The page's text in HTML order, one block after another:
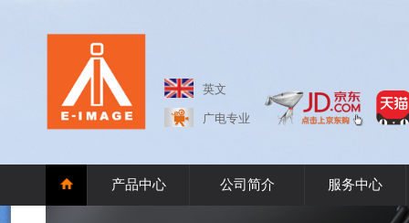
英文
广电专业
产品中心 公司简介 服务中心